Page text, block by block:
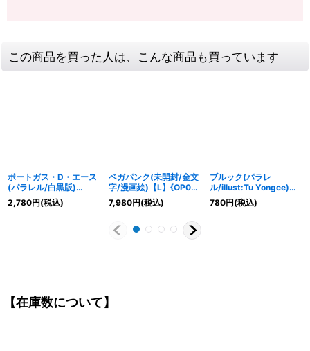
この商品を買った人は、こんな商品も買っています
ポートガス・D・エース
(パラレル/白黒版)
【SR/P】{ST13-011}
2,780円(税込)
ベガパンク(未開封/金文
字/漫画絵)【L】{OP07-
097}
7,980円(税込)
ブルック(パラレ
ル/illust:Tu Yongce)
【R/P】{EB02-048}
780円(税込)
【在庫数について】